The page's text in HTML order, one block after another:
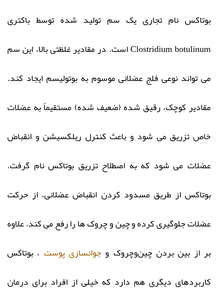
بوتاکس نام تجاری یک سم تولید شده توسط باکتری
Clostridium botulinum است. در مقادیر غلظتی بالا، این سم
می تواند نوعی فلج عضلانی موسوم به بوتولیسم ایجاد کند.
مقادیر کوچک، رقیق شده (ضعیف شده) مستقیماً به عضلات
خاص تزریق می شود و باعث کنترل ریلکسیشن و انقباض
عضلات می شود که به اصطلاح تزریق بوتاکس نام گرفت.
بوتاکس از طریق مسدود کردن انقباض عضلانی، از حرکت
عضلات جلوگیری کرده و چین و چروک ها را رفع می کند. علاوه
بر از بین بردن چین‌وچروک و جوانسازی پوست ، بوتاکس
کاربردهای دیگری هم دارد که خیلی از افراد برای درمان